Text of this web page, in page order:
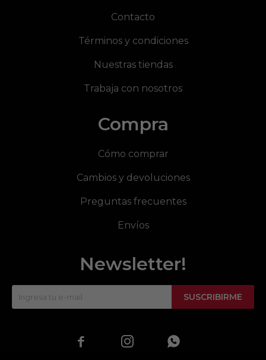
Contacto
Términos y condiciones
Nuestras tiendas
Trabaja con nosotros
Compra
Cómo comprar
Cambios y devoluciones
Preguntas frecuentes
Envíos
Newsletter!
SUSCRIBIRME
  